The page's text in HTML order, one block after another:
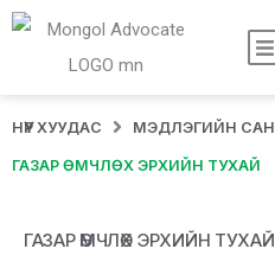
НҮҮР ХУУДАС МЭДЛЭГИЙН САН
ГАЗАР ӨМЧЛӨХ ЭРХИЙН ТУХАЙ
ГАЗАР ӨМЧЛӨХ ЭРХИЙН ТУХАЙ